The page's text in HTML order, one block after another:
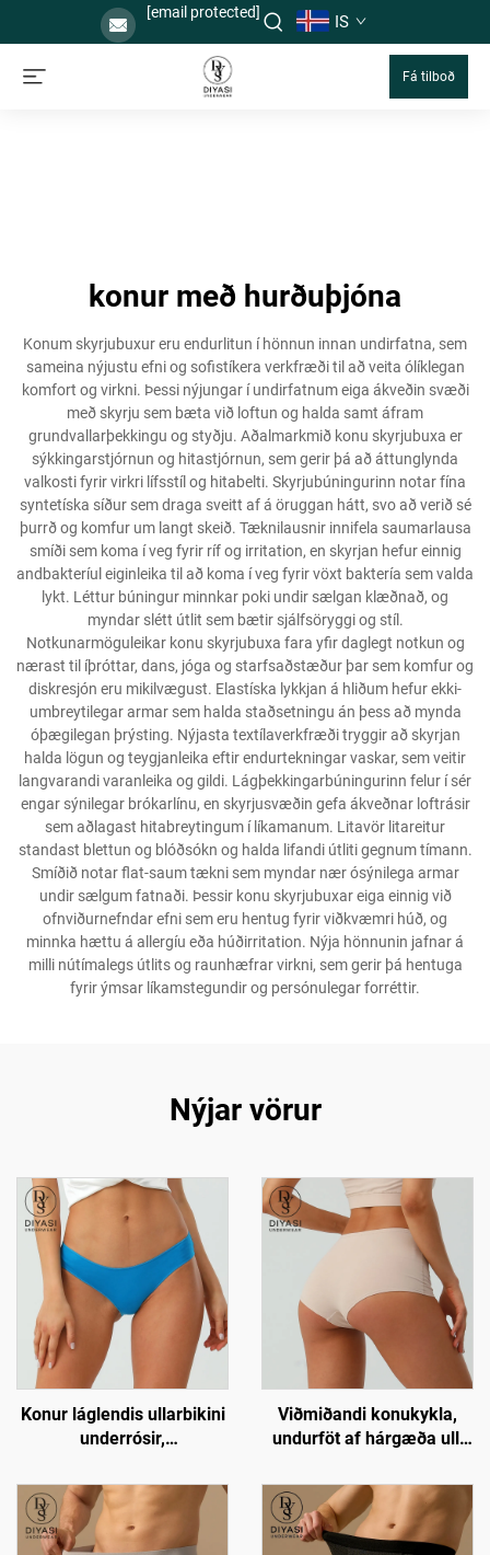
[email protected] IS
Fá tilboð
konur með hurðuþjóna
Konum skyrjubuxur eru endurlitun í hönnun innan undirfatna, sem
sameina nýjustu efni og sofistíkera verkfræði til að veita ólíklegan
komfort og virkni. Þessi nýjungar í undirfatnum eiga ákveðin svæði
með skyrju sem bæta við loftun og halda samt áfram
grundvallarþekkingu og styðju. Aðalmarkmið konu skyrjubuxa er
sýkkingarstjórnun og hitastjórnun, sem gerir þá að áttunglynda
valkosti fyrir virkri lífsstíl og hitabelti. Skyrjubúningurinn notar fína
syntetíska síður sem draga sveitt af á öruggan hátt, svo að verið sé
þurrð og komfur um langt skeið. Tæknilausnir innifela saumarlausa
smíði sem koma í veg fyrir ríf og irritation, en skyrjan hefur einnig
andbakteríul eiginleika til að koma í veg fyrir vöxt baktería sem valda
lykt. Léttur búningur minnkar poki undir sælgan klæðnað, og
myndar slétt útlit sem bætir sjálfsöryggi og stíl.
Notkunarmöguleikar konu skyrjubuxa fara yfir daglegt notkun og
nærast til íþróttar, dans, jóga og starfsaðstæður þar sem komfur og
diskresjón eru mikilvægust. Elastíska lykkjan á hliðum hefur ekki-
umbreytilegar armar sem halda staðsetningu án þess að mynda
óþægilegan þrýsting. Nýjasta textílaverkfræði tryggir að skyrjan
halda lögun og teygjanleika eftir endurtekningar vaskar, sem veitir
langvarandi varanleika og gildi. Lágþekkingarbúningurinn felur í sér
engar sýnilegar brókarlínu, en skyrjusvæðin gefa ákveðnar loftrásir
sem aðlagast hitabreytingum í líkamanum. Litavör litareitur
standast blettun og blóðsókn og halda lifandi útliti gegnum tímann.
Smíðið notar flat-saum tækni sem myndar nær ósýnilega armar
undir sælgum fatnaði. Þessir konu skyrjubuxar eiga einnig við
ofnviðurnefndar efni sem eru hentug fyrir viðkvæmri húð, og
minnka hættu á allergíu eða húðirritation. Nýja hönnunin jafnar á
milli nútímalegs útlits og raunhæfrar virkni, sem gerir þá hentuga
fyrir ýmsar líkamstegundir og persónulegar forréttir.
Nýjar vörur
Konur láglendis ullarbikini
underrósir,
sérsniðnum logó, stytt
Viðmiðandi konukykla,
undurföt af hárgæða ull,
lokkar